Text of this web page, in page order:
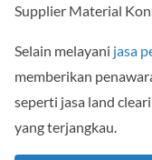
Supplier Material
Selain melayani jasa
memberikan
seperti jasa land
yang terjangkau.